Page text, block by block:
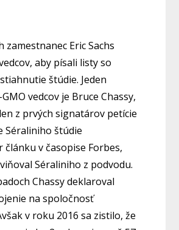
zamestnanec Eric Sachs
aby písali listy so
štúdie. Jeden
vedcov je Bruce Chassy,
z prvých signatárov petície
Séraliniho štúdie
v časopise Forbes,
Séraliniho z podvodu.
Chassy deklaroval
na spoločnosť
v roku 2016 sa zistilo, že